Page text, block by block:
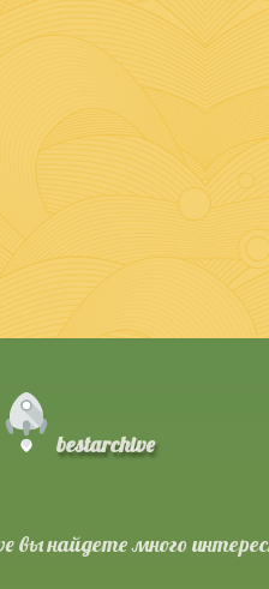
bestarchive
вы найдете много